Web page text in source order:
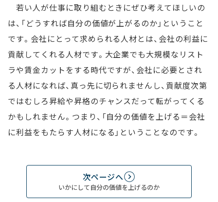
若い人が仕事に取り組むときにぜひ考えてほしいの
は、「どうすれば自分の価値が上がるのか」ということ
です。会社にとって求められる人材とは、会社の利益に
貢献してくれる人材です。大企業でも大規模なリスト
ラや賃金カットをする時代ですが、会社に必要とされ
る人材になれば、真っ先に切られませんし、貢献度次第
ではむしろ昇給や昇格のチャンスだって転がってくる
かもしれません。つまり、「自分の価値を上げる＝会社
に利益をもたらす人材になる」ということなのです。
次ページへ
いかにして自分の価値を上げるのか